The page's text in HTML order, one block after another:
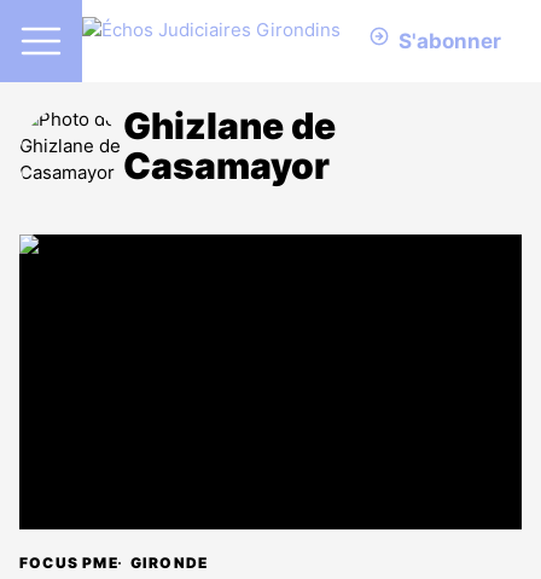
S'abonner
Ghizlane de
Casamayor
FOCUS PME GIRONDE